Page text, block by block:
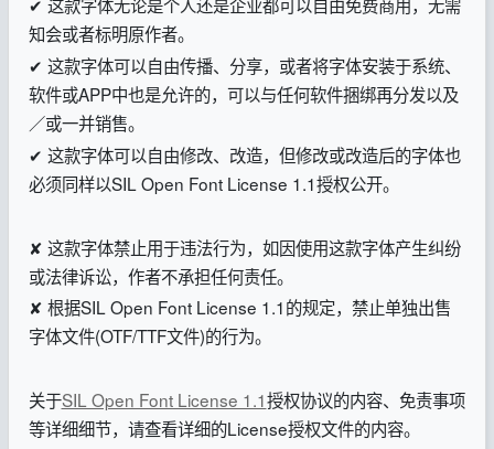
知会或者标明原作者。
✔ 这款字体可以自由传播、分享，或者将字体安装于系统、
软件或APP中也是允许的，可以与任何软件捆绑再分发以及
／或一并销售。
✔ 这款字体可以自由修改、改造，但修改或改造后的字体也
必须同样以SIL Open Font License 1.1授权公开。
✘ 这款字体禁止用于违法行为，如因使用这款字体产生纠纷
或法律诉讼，作者不承担任何责任。
✘ 根据SIL Open Font License 1.1的规定，禁止单独出售
字体文件(OTF/TTF文件)的行为。
关于SIL Open Font License 1.1授权协议的内容、免责事项
等详细细节，请查看详细的License授权文件的内容。